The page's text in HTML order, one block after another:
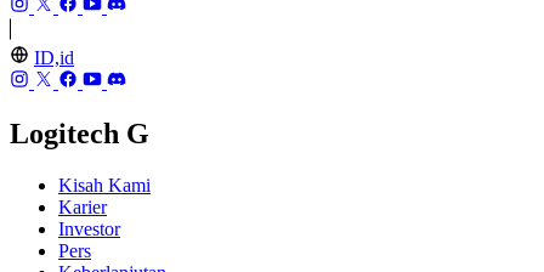
ID,id
Logitech G
Kisah Kami
Karier
Investor
Pers